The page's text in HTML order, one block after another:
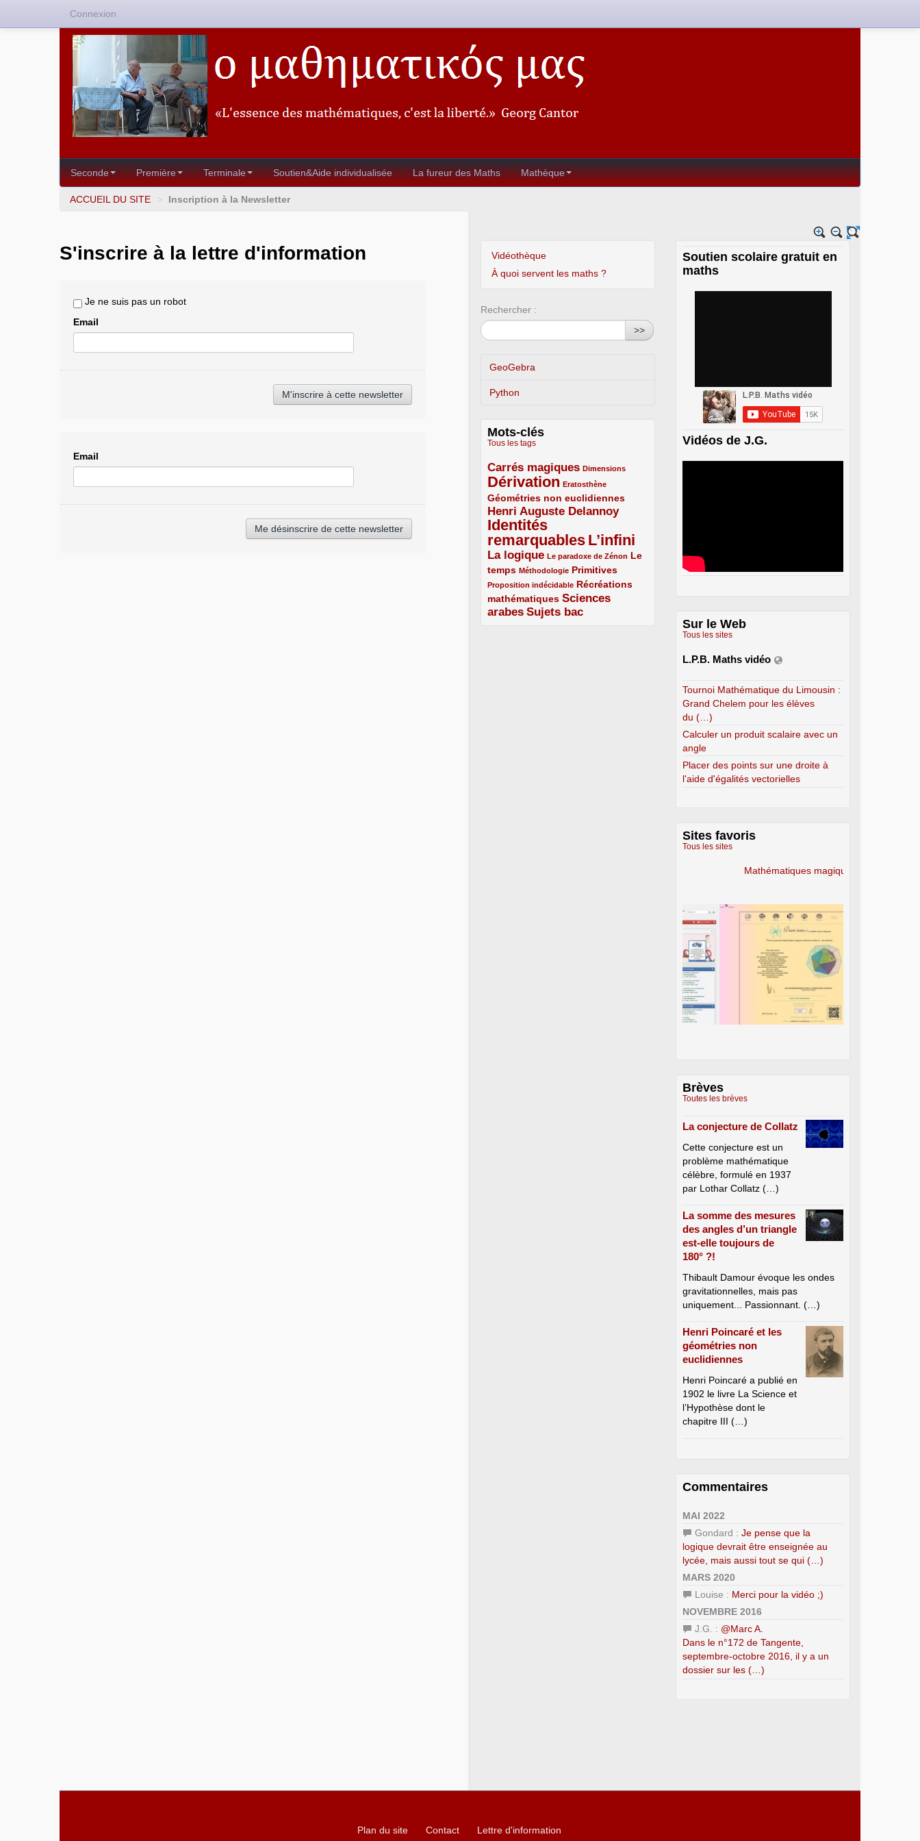
Seconde Première Terminale Soutien&Aide individualisée La fureur des Maths Mathèque
ACCUEIL DU SITE > Inscription à la Newsletter
S'inscrire à la lettre d'information
Je ne suis pas un robot
Email
Email
Vidéothèque
À quoi servent les maths ?
Rechercher :
>>
GeoGebra
Python
Mots-clés
Tous les tags
Carrés magiques
3/5 Dimensions
1/5
Dérivation
5/5 Eratosthène
1/5
Géométries non euclidiennes
2/5
Henri Auguste Delannoy
3/5
Identités
remarquables
5/5 L’infini
5/5
La logique
3/5 Le paradoxe de Zénon
1/5
Le
temps
2/5 Méthodologie
1/5 Primitives
2/5
Proposition indécidable
1/5
Récréations
mathématiques
2/5
Sciences
arabes
3/5 Sujets bac
3/5
Soutien scolaire gratuit en
maths
Vidéos de J.G.
Sur le Web
Tous les sites
L.P.B. Maths vidéo
Tournoi Mathématique du Limousin :
Grand Chelem pour les élèves
du (…)
Calculer un produit scalaire avec un
angle
Placer des points sur une droite à
l'aide d'égalités vectorielles
Sites favoris
Tous les sites
Mathématiques magiques
Brèves
Toutes les brèves
La conjecture de Collatz
Cette conjecture est un
problème mathématique
célèbre, formulé en 1937
par Lothar Collatz (…)
La somme des mesures
des angles d’un triangle
est-elle toujours de
180° ?!
Thibault Damour évoque les ondes
gravitationnelles, mais pas
uniquement... Passionnant. (…)
Henri Poincaré et les
géométries non
euclidiennes
Henri Poincaré a publié en
1902 le livre La Science et
l’Hypothèse dont le
chapitre III (…)
Commentaires
MAI 2022
Gondard : Je pense que la
logique devrait être enseignée au
lycée, mais aussi tout se qui (…)
MARS 2020
Louise : Merci pour la vidéo ;)
NOVEMBRE 2016
J.G. : @Marc A.
Dans le n°172 de Tangente,
septembre-octobre 2016, il y a un
dossier sur les (…)
Plan du site Contact Lettre d'information
Connexion